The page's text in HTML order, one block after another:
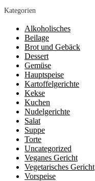
Kategorien
Alkoholisches
Beilage
Brot und Gebäck
Dessert
Gemüse
Hauptspeise
Kartoffelgerichte
Kekse
Kuchen
Nudelgerichte
Salat
Suppe
Torte
Uncategorized
Veganes Gericht
Vegetarisches Gericht
Vorspeise